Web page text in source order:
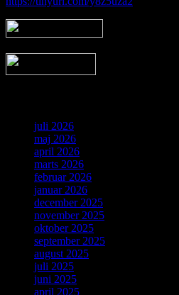
juli 2026
maj 2026
april 2026
marts 2026
februar 2026
januar 2026
december 2025
november 2025
oktober 2025
september 2025
august 2025
juli 2025
juni 2025
april 2025